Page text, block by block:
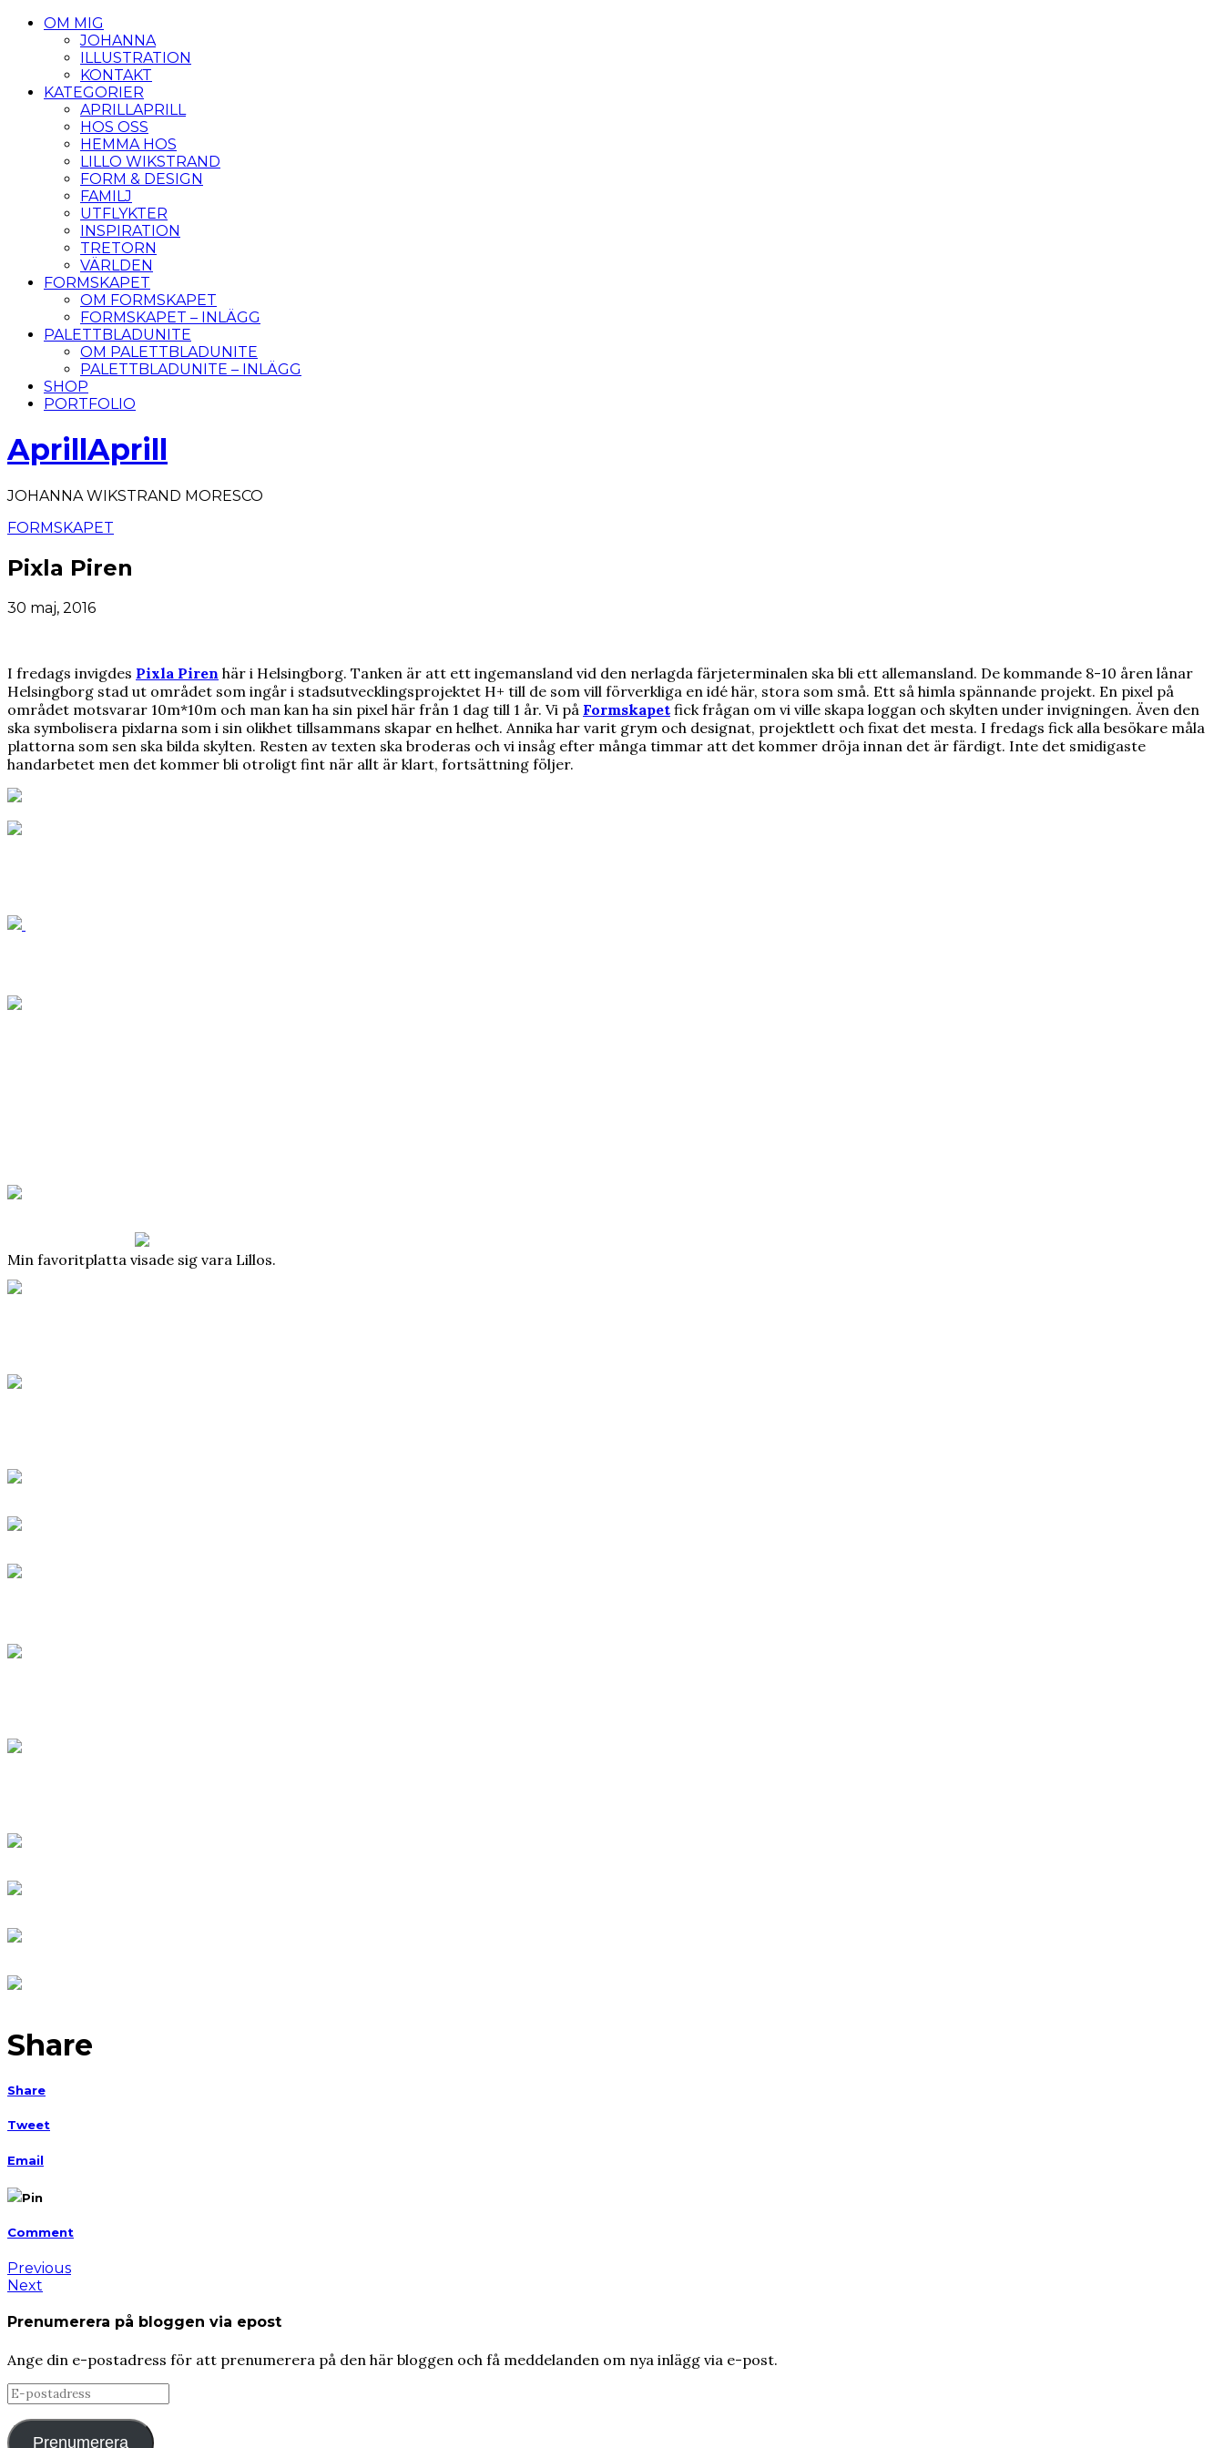
OM MIG
JOHANNA
ILLUSTRATION
KONTAKT
KATEGORIER
APRILLAPRILL
HOS OSS
HEMMA HOS
LILLO WIKSTRAND
FORM & DESIGN
FAMILJ
UTFLYKTER
INSPIRATION
TRETORN
VÄRLDEN
FORMSKAPET
OM FORMSKAPET
FORMSKAPET – INLÄGG
PALETTBLADUNITE
OM PALETTBLADUNITE
PALETTBLADUNITE – INLÄGG
SHOP
PORTFOLIO
AprillAprill
JOHANNA WIKSTRAND MORESCO
FORMSKAPET
Pixla Piren
30 maj, 2016
I fredags invigdes Pixla Piren här i Helsingborg. Tanken är att ett ingemansland vid den nerlagda färjeterminalen ska bli ett allemansland. De kommande 8-10 åren lånar
Helsingborg stad ut området som ingår i stadsutvecklingsprojektet H+ till de som vill förverkliga en idé här, stora som små. Ett så himla spännande projekt. En pixel på
området motsvarar 10m*10m och man kan ha sin pixel här från 1 dag till 1 år. Vi på Formskapet fick frågan om vi ville skapa loggan och skylten under invigningen. Även den
ska symbolisera pixlarna som i sin olikhet tillsammans skapar en helhet. Annika har varit grym och designat, projektlett och fixat det mesta. I fredags fick alla besökare måla
plattorna som sen ska bilda skylten. Resten av texten ska broderas och vi insåg efter många timmar att det kommer dröja innan det är färdigt. Inte det smidigaste
handarbetet men det kommer bli otroligt fint när allt är klart, fortsättning följer.
Min favoritplatta visade sig vara Lillos.
Share
Share
Tweet
Email
Pin
Comment
Previous
Next
Prenumerera på bloggen via epost
Ange din e-postadress för att prenumerera på den här bloggen och få meddelanden om nya inlägg via e-post.
E-
postadress
Prenumerera